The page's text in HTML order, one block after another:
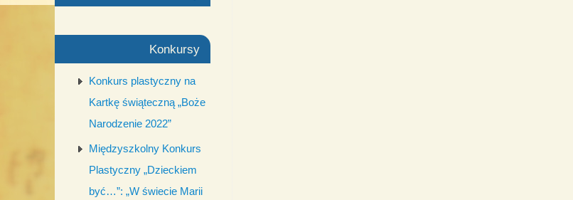
Konkursy
Konkurs plastyczny na
Kartkę świąteczną „Boże
Narodzenie 2022”
Międzyszkolny Konkurs
Plastyczny „Dzieckiem
być…”: „W świecie Marii